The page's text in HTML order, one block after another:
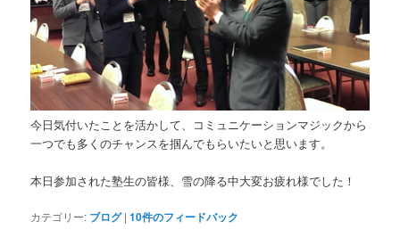
今日気付いたことを活かして、コミュニケーションマジックから
一つでも多くのチャンスを掴んでもらいたいと思います。
本日参加された塾生の皆様、雪の降る中大変お疲れ様でした！
カテゴリー: ブログ |10件のフィードバック